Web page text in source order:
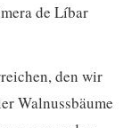
de Líbar
den wir
Walnussbäume